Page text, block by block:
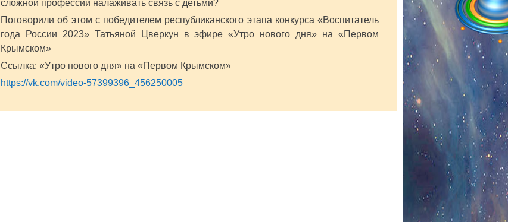
сложной профессии налаживать связь с детьми?
Поговорили об этом с победителем республиканского этапа конкурса «Воспитатель
года России 2023» Татьяной Цверкун в эфире «Утро нового дня» на «Первом
Крымском»
Ссылка: «Утро нового дня» на «Первом Крымском»
https://vk.com/video-57399396_456250005